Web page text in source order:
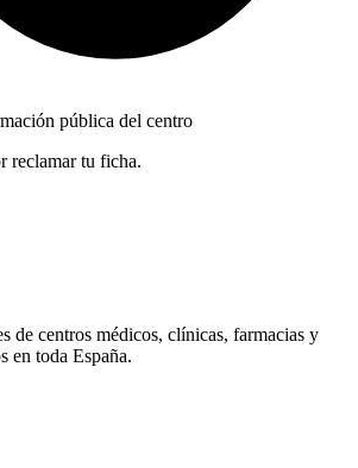
pública del centro
reclamar tu ficha.
de centros médicos, clínicas, farmacias y
en toda España.